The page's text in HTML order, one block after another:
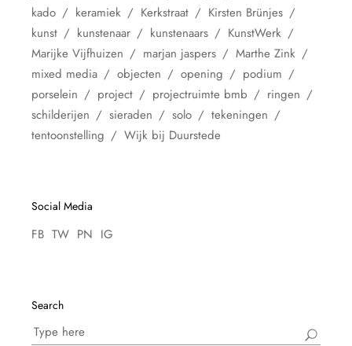
kado
keramiek Kerkstraat
Kirsten Brünjes
kunst
kunstenaar kunstenaars
KunstWerk
Marijke Vijfhuizen
marjan jaspers
Marthe Zink
mixed media
objecten opening
podium
porselein
project projectruimte bmb
ringen
schilderijen
sieraden solo
tekeningen
tentoonstelling
Wijk bij Duurstede
Social Media
FB TW PN IG
Search
Search
for: